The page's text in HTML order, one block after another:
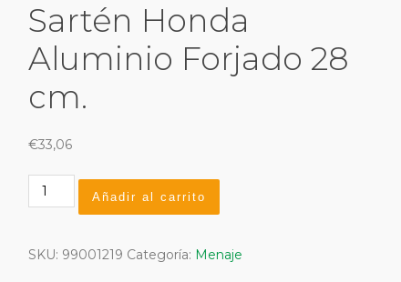
Sartén Honda
Aluminio Forjado 28
cm.
€33,06
Sartén
Honda
28
Añadir al carrito
SKU: 99001219 Categoría: Menaje